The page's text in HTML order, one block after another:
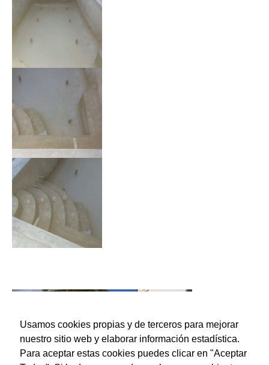
Usamos cookies propias y de terceros para mejorar
nuestro sitio web y elaborar información estadística.
Para aceptar estas cookies puedes clicar en "Aceptar